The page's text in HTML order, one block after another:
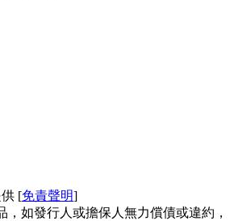
[免責聲明]
，如發行人或擔保人無力償債或違約，